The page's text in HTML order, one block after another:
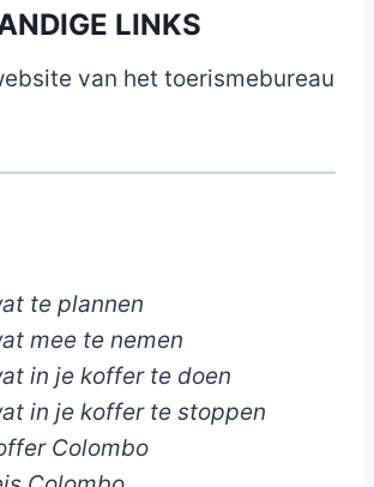
LINKS
van het toerismebureau
te plannen
mee te nemen
in je koffer te doen
in je koffer te stoppen
Colombo